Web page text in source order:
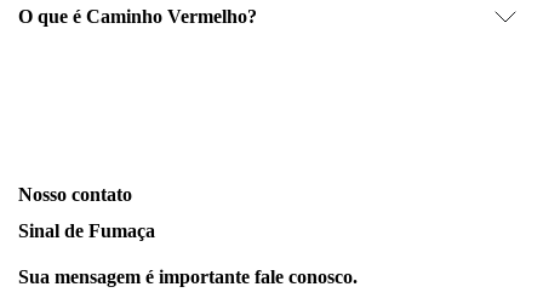
O que é Caminho Vermelho?
Nosso contato
Sinal de Fumaça
Sua mensagem é importante fale conosco.